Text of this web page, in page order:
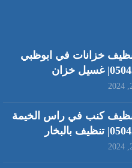
خزانات في ابوظبي
كنب في راس الخيمة